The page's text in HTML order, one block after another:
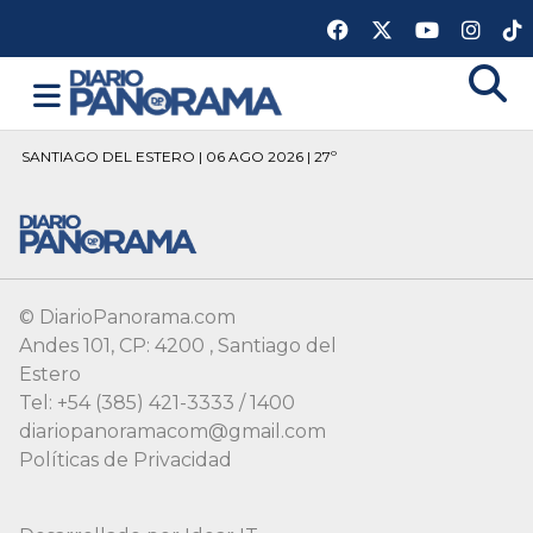
SANTIAGO DEL ESTERO | 06 AGO 2026 | 27º
© DiarioPanorama.com
Andes 101, CP: 4200 , Santiago del
Estero
Tel: +54 (385) 421-3333 / 1400
diariopanoramacom@gmail.com
Políticas de Privacidad